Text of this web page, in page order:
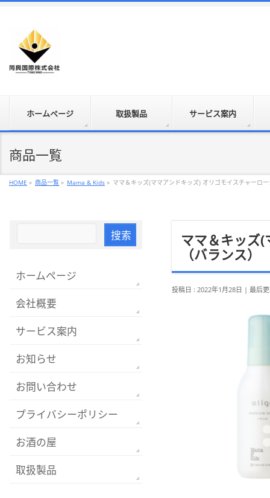
ホームページ 取扱製品 サービス案内
商品一覧
HOME » 商品一覧 » Mama & Kids » ママ＆キッズ(ママアンドキッズ) オリゴモイスチャーロ
ママ＆キッズ
（バランス）
投稿日 : 2022年1月28日 最后
ホームページ
会社概要
サービス案内
お知らせ
お問い合わせ
プライバシーポリシー
お酒の屋
取扱製品